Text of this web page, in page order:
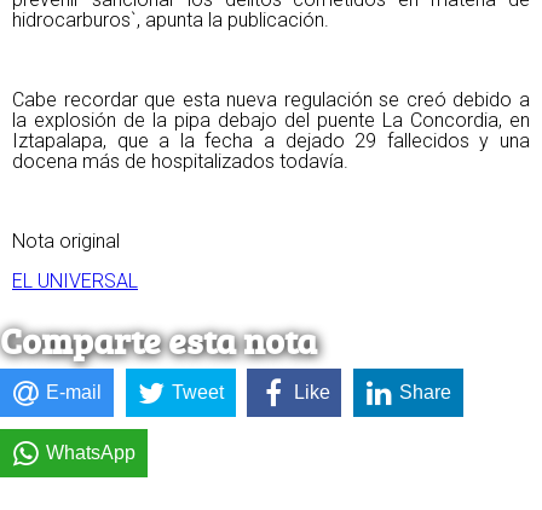
hidrocarburos`, apunta la publicación.
Cabe recordar que esta nueva regulación se creó debido a
la explosión de la pipa debajo del puente La Concordia, en
Iztapalapa, que a la fecha a dejado 29 fallecidos y una
docena más de hospitalizados todavía.
Nota original
EL UNIVERSAL
Comparte esta nota
E-mail Tweet Like Share
WhatsApp